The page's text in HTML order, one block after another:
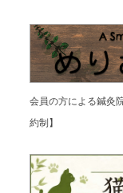
会員の方による鍼灸
約制】